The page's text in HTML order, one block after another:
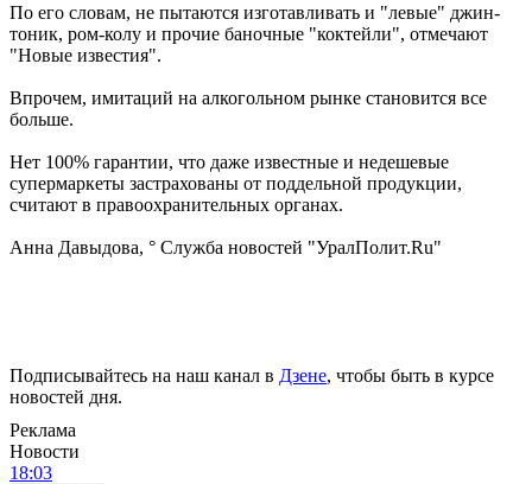
По его словам, не пытаются изготавливать и "левые" джин-
тоник, ром-колу и прочие баночные "коктейли", отмечают
"Новые известия".
Впрочем, имитаций на алкогольном рынке становится все
больше.
Нет 100% гарантии, что даже известные и недешевые
супермаркеты застрахованы от поддельной продукции,
считают в правоохранительных органах.
Анна Давыдова, ° Служба новостей "УралПолит.Ru"
Подписывайтесь на наш канал в Дзене, чтобы быть в курсе
новостей дня.
Реклама
Новости
18:03